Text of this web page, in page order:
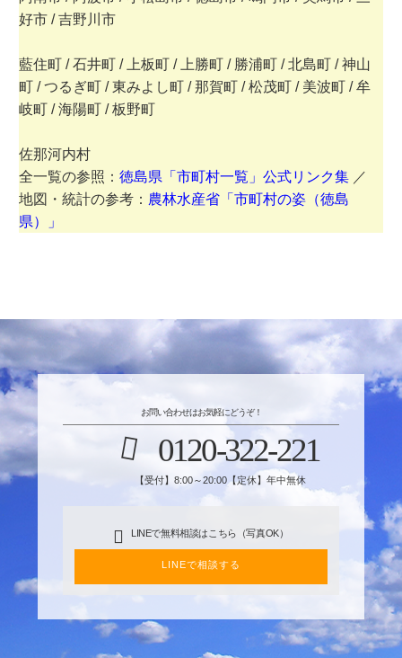
好市 / 吉野川市
藍住町 / 石井町 / 上板町 / 上勝町 / 勝浦町 / 北島町 / 神山
町 / つるぎ町 / 東みよし町 / 那賀町 / 松茂町 / 美波町 / 牟
岐町 / 海陽町 / 板野町
佐那河内村
全一覧の参照： 徳島県「市町村一覧」公式リンク集 ／
地図・統計の参考： 農林水産省「市町村の姿（徳島
県）」
お問い合わせはお気軽にどうぞ！
0120-322-221
【受付】8:00～20:00【定休】年中無休
LINEで無料相談はこちら（写真OK）
LINEで相談する